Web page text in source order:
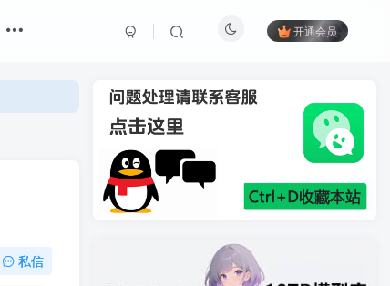
开通会员
私信